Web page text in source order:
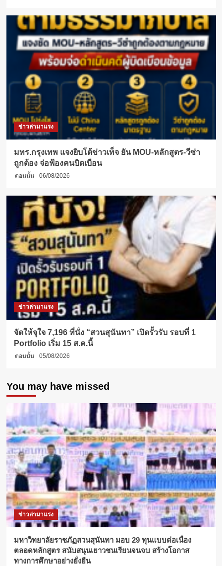
ข่าวล่ามาแรง
มทร.กรุงเทพ แจงยิบโต้ข่าวเท็จ ยัน MOU-หลักสูตร-วีซ่า
ถูกต้อง จ่อฟ้องคนบิดเบือน
ตอนนั้น 06/08/2026
ข่าวล่ามาแรง
จัดให้จุใจ 7,196 ที่นั่ง “สวนสุนันทา” เปิดรั้วรับ รอบที่ 1
Portfolio เริ่ม 15 ส.ค.นี้
ตอนนั้น 05/08/2026
You may have missed
ข่าวล่ามาแรง
มหาวิทยาลัยราชภัฏสวนสุนันทา มอบ 29 ทุนแบบต่อเนื่อง
ตลอดหลักสูตร สนับสนุนเยาวชนเรียนจนจบ สร้างโอกาส
ทางการศึกษาอย่างยั่งยืน